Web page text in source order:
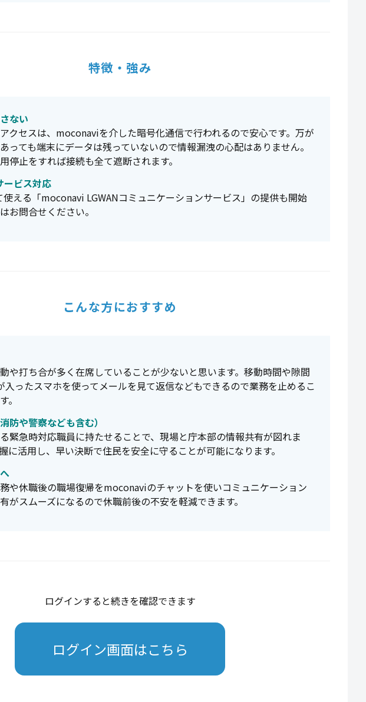
特徴・強み
ない
クセスは、moconaviを介した暗号化通信で行われるので安心です。万が
っても端末にデータは残っていないので情報漏洩の心配はありません。
停止をすれば接続も全て遮断されます。
ービス対応
使える「moconavi LGWANコミュニケーションサービス」の提供も開始
お問合せください。
こんな方におすすめ
や打ち合が多く在席していることが少ないと思います。移動時間や隙間
ったスマホを使ってメールを見て返信などもできるので業務を止めるこ
。
防や警察なども含む）
緊急時対応職員に持たせることで、現場と庁本部の情報共有が図れま
に活用し、早い決断で住民を安全に守ることが可能になります。
や休職後の職場復帰をmoconaviのチャットを使いコミュニケーション
がスムーズになるので休職前後の不安を軽減できます。
ログインすると続きを確認できます
ログイン画面はこちら